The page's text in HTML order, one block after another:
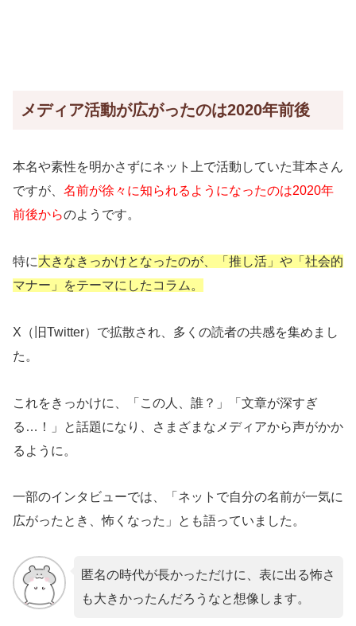
メディア活動が広がったのは2020年前後
本名や素性を明かさずにネット上で活動していた茸本さん
ですが、 名前が徐々に知られるようになったのは2020年
前後からのようです。
特に大きなきっかけとなったのが、「推し活」や「社会的
マナー」をテーマにしたコラム。
X（旧Twitter）で拡散され、多くの読者の共感を集めまし
た。
これをきっかけに、「この人、誰？」「文章が深すぎ
る…！」と話題になり、さまざまなメディアから声がかか
るように。
一部のインタビューでは、「ネットで自分の名前が一気に
広がったとき、怖くなった」とも語っていました。
匿名の時代が長かっただけに、表に出る怖さ
も大きかったんだろうなと想像します。